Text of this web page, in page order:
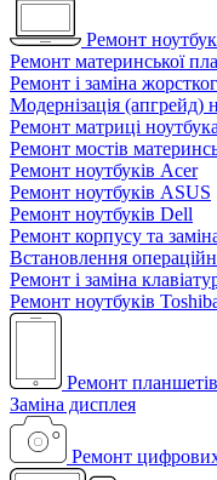
Ремонт
Ремонт материнської
Ремонт і заміна
Модернізація (апгрейд)
Ремонт матриці ноутбука
Ремонт мостів
Ремонт ноутбуків Acer
Ремонт ноутбуків ASUS
Ремонт ноутбуків Dell
Ремонт корпусу та
Встановлення
Ремонт і заміна
Ремонт ноутбуків
Ремонт планшетів
Заміна дисплея
Ремонт цифрових